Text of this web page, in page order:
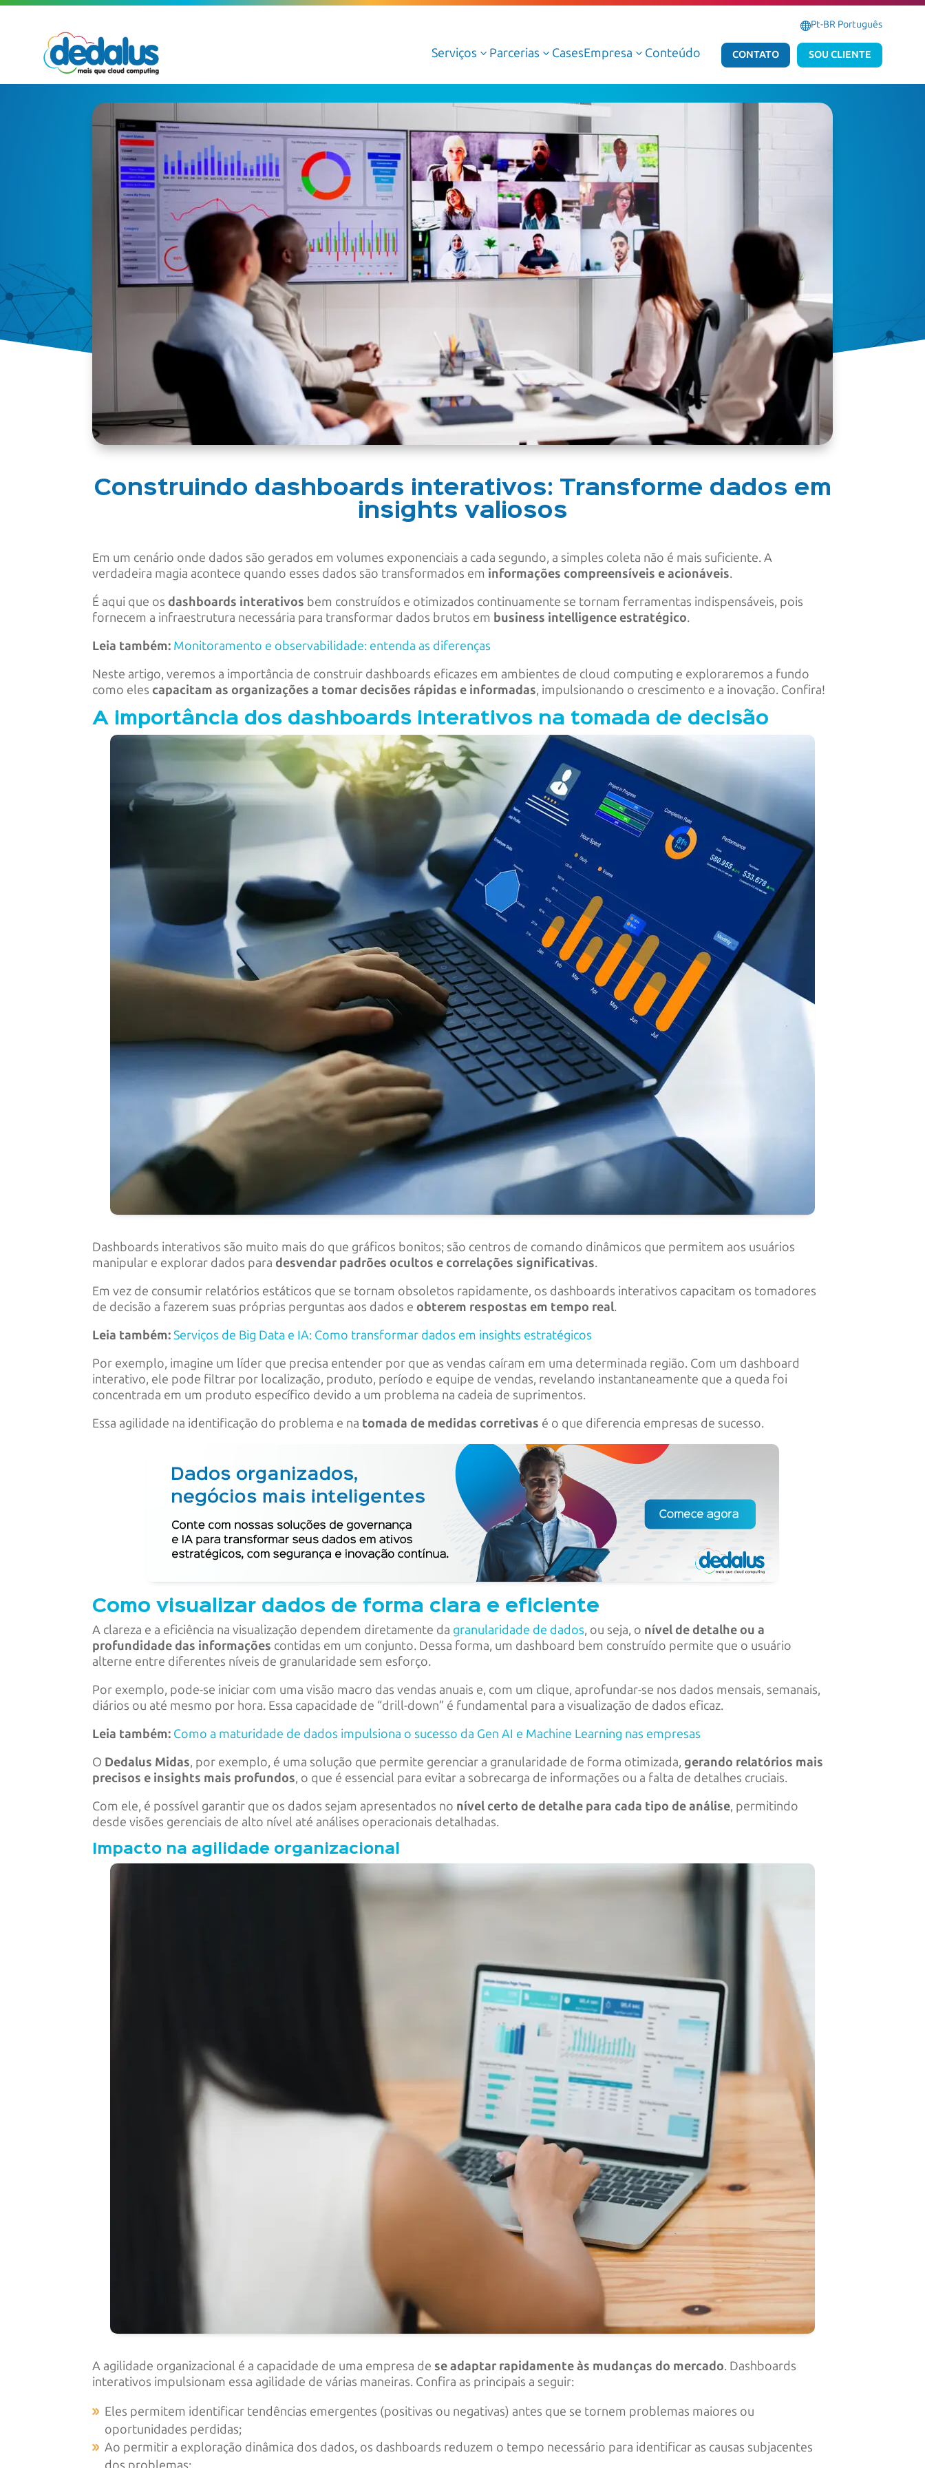
Pt-BR Português
Serviços 3
Serviços Profissionais de Cloud
Cloud AWS
Cloud Azure
Cloud Oracle
Google Cloud
Dedalus Argos
Serviços Profissionais de Dados e IA
Dados e IA AWS
Dados e IA Azure
Atlas Dedalus
Parcerias 3 CasesEmpresa 3 Conteúdo CONTATO SOU CLIENTE
Construindo dashboards interativos: Transforme dados em
insights valiosos
Em um cenário onde dados são gerados em volumes exponenciais a cada segundo, a simples coleta não é mais suficiente. A
verdadeira magia acontece quando esses dados são transformados em informações compreensíveis e acionáveis.
É aqui que os dashboards interativos bem construídos e otimizados continuamente se tornam ferramentas indispensáveis, pois
fornecem a infraestrutura necessária para transformar dados brutos em business intelligence estratégico.
Leia também: Monitoramento e observabilidade: entenda as diferenças
Neste artigo, veremos a importância de construir dashboards eficazes em ambientes de cloud computing e exploraremos a fundo
como eles capacitam as organizações a tomar decisões rápidas e informadas, impulsionando o crescimento e a inovação. Confira!
A importância dos dashboards interativos na tomada de decisão
Dashboards interativos são muito mais do que gráficos bonitos; são centros de comando dinâmicos que permitem aos usuários
manipular e explorar dados para desvendar padrões ocultos e correlações significativas.
Em vez de consumir relatórios estáticos que se tornam obsoletos rapidamente, os dashboards interativos capacitam os tomadores
de decisão a fazerem suas próprias perguntas aos dados e obterem respostas em tempo real.
Leia também: Serviços de Big Data e IA: Como transformar dados em insights estratégicos
Por exemplo, imagine um líder que precisa entender por que as vendas caíram em uma determinada região. Com um dashboard
interativo, ele pode filtrar por localização, produto, período e equipe de vendas, revelando instantaneamente que a queda foi
concentrada em um produto específico devido a um problema na cadeia de suprimentos.
Essa agilidade na identificação do problema e na tomada de medidas corretivas é o que diferencia empresas de sucesso.
Como visualizar dados de forma clara e eficiente
A clareza e a eficiência na visualização dependem diretamente da granularidade de dados, ou seja, o nível de detalhe ou a
profundidade das informações contidas em um conjunto. Dessa forma, um dashboard bem construído permite que o usuário
alterne entre diferentes níveis de granularidade sem esforço.
Por exemplo, pode-se iniciar com uma visão macro das vendas anuais e, com um clique, aprofundar-se nos dados mensais, semanais,
diários ou até mesmo por hora. Essa capacidade de “drill-down” é fundamental para a visualização de dados eficaz.
Leia também: Como a maturidade de dados impulsiona o sucesso da Gen AI e Machine Learning nas empresas
O Dedalus Midas, por exemplo, é uma solução que permite gerenciar a granularidade de forma otimizada, gerando relatórios mais
precisos e insights mais profundos, o que é essencial para evitar a sobrecarga de informações ou a falta de detalhes cruciais.
Com ele, é possível garantir que os dados sejam apresentados no nível certo de detalhe para cada tipo de análise, permitindo
desde visões gerenciais de alto nível até análises operacionais detalhadas.
Impacto na agilidade organizacional
A agilidade organizacional é a capacidade de uma empresa dese adaptar rapidamente às mudanças do mercado. Dashboards
interativos impulsionam essa agilidade de várias maneiras. Confira as principais a seguir:
Eles permitem identificar tendências emergentes (positivas ou negativas) antes que se tornem problemas maiores ou
oportunidades perdidas;
Ao permitir a exploração dinâmica dos dados, os dashboards reduzem o tempo necessário para identificar as causas subjacentes